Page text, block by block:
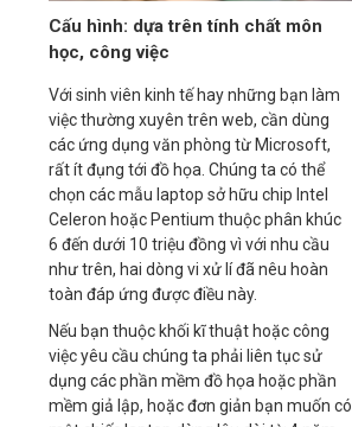
Cấu hình: dựa trên tính chất môn
học, công việc
Với sinh viên kinh tế hay những bạn làm
việc thường xuyên trên web, cần dùng
các ứng dụng văn phòng từ Microsoft,
rất ít đụng tới đồ họa. Chúng ta có thể
chọn các mẫu laptop sở hữu chip Intel
Celeron hoặc Pentium thuộc phân khúc
6 đến dưới 10 triệu đồng vì với nhu cầu
như trên, hai dòng vi xử lí đã nêu hoàn
toàn đáp ứng được điều này.
Nếu bạn thuộc khối kĩ thuật hoặc công
việc yêu cầu chúng ta phải liên tục sử
dụng các phần mềm đồ họa hoặc phần
mềm giả lập, hoặc đơn giản bạn muốn có